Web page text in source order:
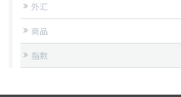
外汇
商品
指数